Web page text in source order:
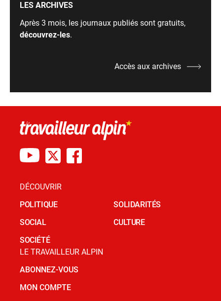
LES ARCHIVES
Après 3 mois, les journaux publiés sont gratuits,
découvrez-les.
Accès aux archives
DÉCOUVRIR
POLITIQUE
SOCIAL
SOCIÉTÉ
SOLIDARITÉS
CULTURE
LE TRAVAILLEUR ALPIN
ABONNEZ-VOUS
MON COMPTE